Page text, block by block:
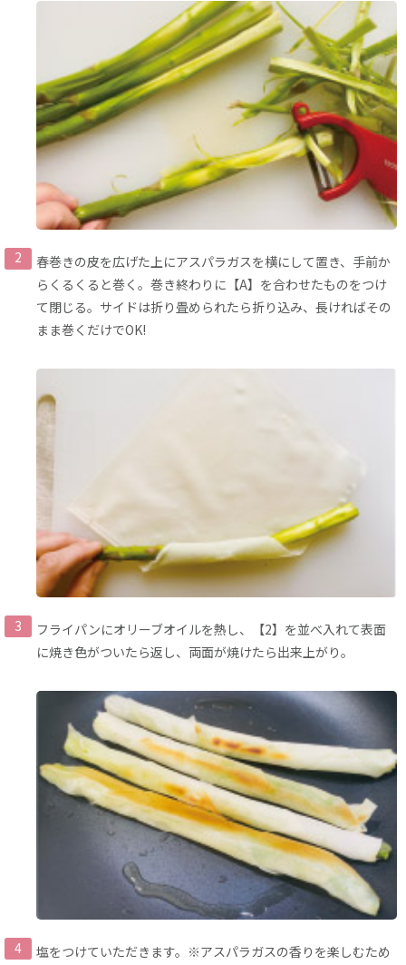
春巻きの皮を広げた上にアスパラガスを横にして置き、手前か
らくるくると巻く。巻き終わりに【A】を合わせたものをつけ
て閉じる。サイドは折り畳められたら折り込み、長ければその
まま巻くだけでOK!
フライパンにオリーブオイルを熱し、【2】を並べ入れて表面
に焼き色がついたら返し、両面が焼けたら出来上がり。
塩をつけていただきます。※アスパラガスの香りを楽しむため